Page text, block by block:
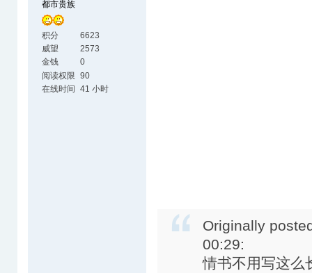
都市贵族
积分
6623
威望
2573
金钱
0
阅读权限 90
在线时间 41 小时
Originally
00:29:
情书不用写这么